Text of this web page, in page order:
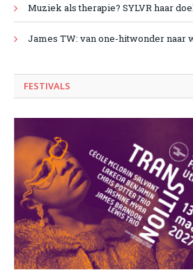
Muziek als therapie? SYLVR haar
James TW: van one-hitwonder naar
FESTIVALS